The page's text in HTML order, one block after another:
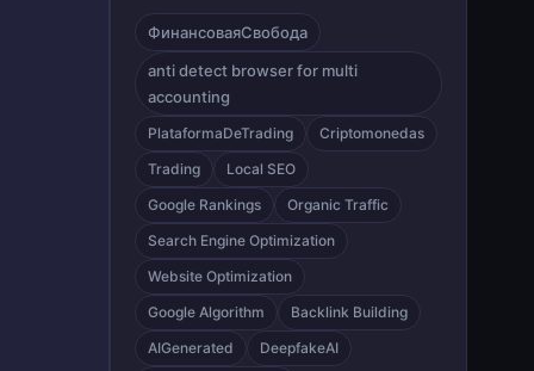
ФинансоваяСвобода
anti detect browser for multi
accounting
PlataformaDeTrading
Criptomonedas
Trading
Local SEO
Google Rankings
Organic Traffic
Search Engine Optimization
Website Optimization
Google Algorithm
Backlink Building
AIGenerated
DeepfakeAI